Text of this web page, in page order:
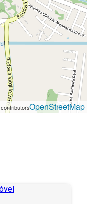
contributorsOpenStreetMap